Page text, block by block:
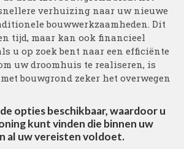
verhuizing naar uw nieuwe
bouwwerkzaamheden. Dit
tijd, maar kan ook financieel
u op zoek bent naar een efficiënte
uw droomhuis te realiseren, is
bouwgrond zeker het overwegen
opties beschikbaar, waardoor u
kunt vinden die binnen uw
al uw vereisten voldoet.